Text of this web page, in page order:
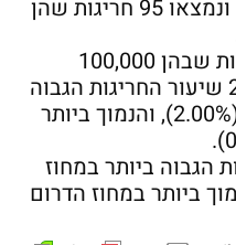
הארץ 95,551 פעמים ונמצאו 95 חריגות שהן
מבין 16 הערים הגדולות שבהן 100,000
תושבים ויותר, ב-2020 שיעור החריגות הגבוה
ביותר היה בתל אביב (2.00%), והנמוך ביותר
הגבוה ביותר במחוז
והנמוך ביותר במחוז הדרום